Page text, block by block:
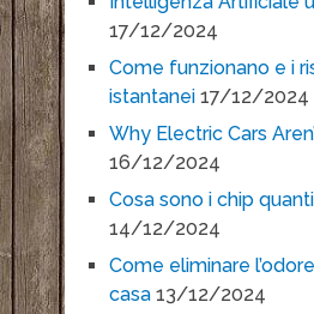
17/12/2024
Come funzionano e i
istantanei 17/12/2024
Why Electric Cars
16/12/2024
Cosa sono i chip
14/12/2024
Come eliminare
casa 13/12/2024